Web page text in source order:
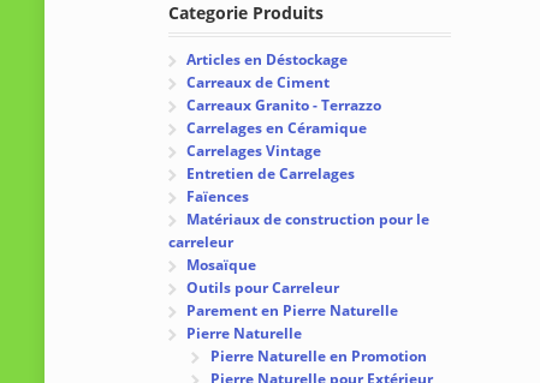
Categorie Produits
Articles en Déstockage
Carreaux de Ciment
Carreaux Granito - Terrazzo
Carrelages en Céramique
Carrelages Vintage
Entretien de Carrelages
Faïences
Matériaux de construction pour le
carreleur
Mosaïque
Outils pour Carreleur
Parement en Pierre Naturelle
Pierre Naturelle
Pierre Naturelle en Promotion